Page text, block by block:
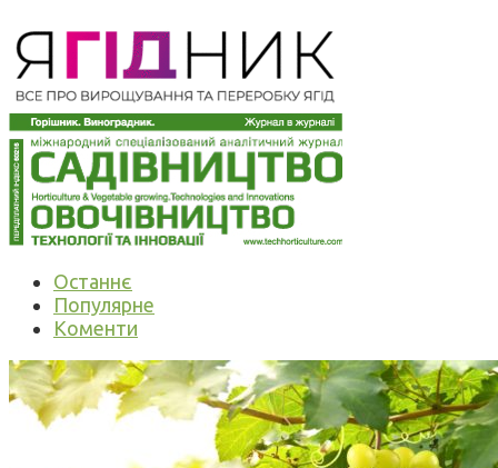
Останнє
Популярне
Коменти